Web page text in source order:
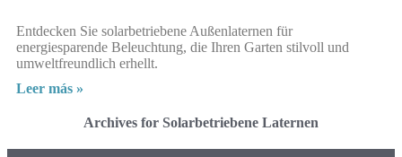
Entdecken Sie solarbetriebene Außenlaternen für
energiesparende Beleuchtung, die Ihren Garten stilvoll und
umweltfreundlich erhellt.
Leer más »
Archives for Solarbetriebene Laternen